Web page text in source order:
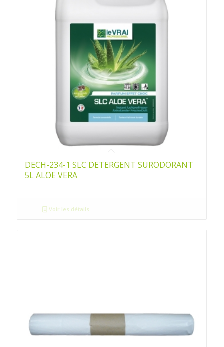
DECH-234-1 SLC DETERGENT SURODORANT
5L ALOE VERA
Voir les détails